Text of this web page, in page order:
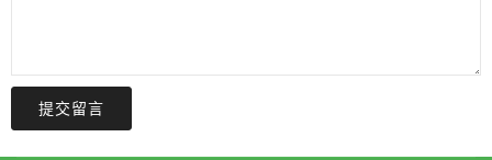
提交留言